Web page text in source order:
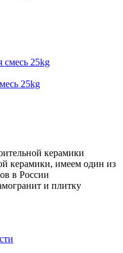
25kg
керамики
керамики, имеем один из
в России
и плитку